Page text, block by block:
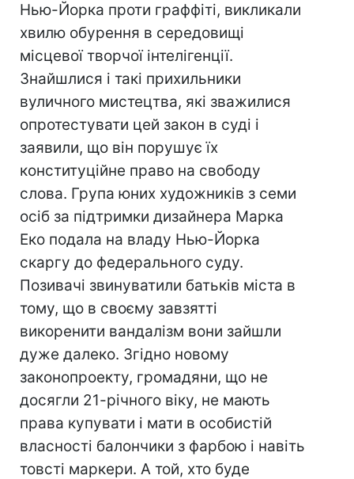
Нью-Йорка проти граффіті, викликали
хвилю обурення в середовищі
місцевої творчої інтелігенції.
Знайшлися і такі прихильники
вуличного мистецтва, які зважилися
опротестувати цей закон в суді і
заявили, що він порушує їх
конституційне право на свободу
слова. Група юних художників з семи
осіб за підтримки дизайнера Марка
Еко подала на владу Нью-Йорка
скаргу до федерального суду.
Позивачі звинуватили батьків міста в
тому, що в своєму завзятті
викоренити вандалізм вони зайшли
дуже далеко. Згідно новому
законопроекту, громадяни, що не
досягли 21-річного віку, не мають
права купувати і мати в особистій
власності балончики з фарбою і навіть
товсті маркери. А той, хто буде